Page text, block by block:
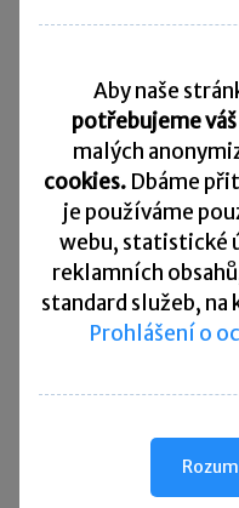
10. 8. 2026
Splatnost daně za
20. 8. 2026
Měsíční odvod úhrnu
fyzických osob ze
20. 8. 2026
Splatnost paušální zálohy
24. 8. 2026
Daňové přiznání a
Přehled všech termínů ►
Aby naše
potřebujeme
malých
cookies. Dbáme
je používáme
webu, statistické
reklamních
standard služeb,
Prohlášení o